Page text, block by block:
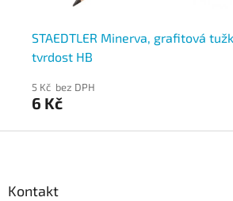
STAEDTLER Minerva, grafitová
tvrdost HB
5 Kč bez DPH
6 Kč
Kontakt